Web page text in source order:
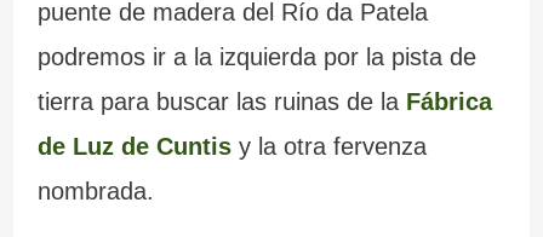
puente de madera del Río da Patela
podremos ir a la izquierda por la pista de
tierra para buscar las ruinas de la Fábrica
de Luz de Cuntisy la otra fervenza
nombrada.